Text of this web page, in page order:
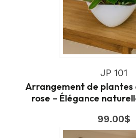
JP 101
Arrangement de plantes
rose – Élégance
99.00$